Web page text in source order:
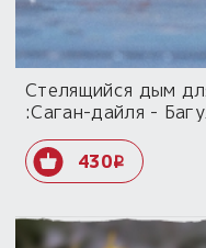
Стелящийся дым
:Саган-дайля -
430i